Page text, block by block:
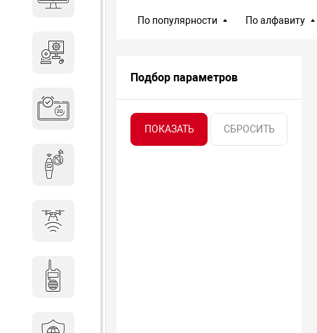
Система бронирования
переговорных
По популярности По алфавиту
Подбор параметров